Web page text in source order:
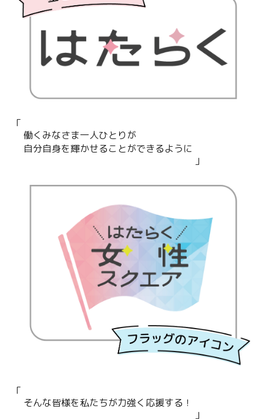
働くみなさま一人ひとりが
自分自身を輝かせることができるように
そんな皆様を私たちが力強く応援する！